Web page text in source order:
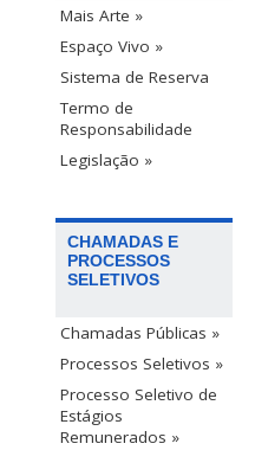
Mais Arte »
Espaço Vivo »
Sistema de Reserva
Termo de
Responsabilidade
Legislação »
CHAMADAS E
PROCESSOS
SELETIVOS
Chamadas Públicas »
Processos Seletivos »
Processo Seletivo de
Estágios
Remunerados »